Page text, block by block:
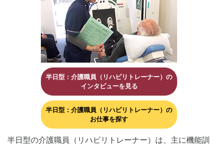
半日型：介護職員（リハビリトレーナー）の
インタビューを見る
半日型：介護職員（リハビリトレーナー）の
お仕事を探す
半日型の介護職員（リハビリトレーナー）は、主に機能訓